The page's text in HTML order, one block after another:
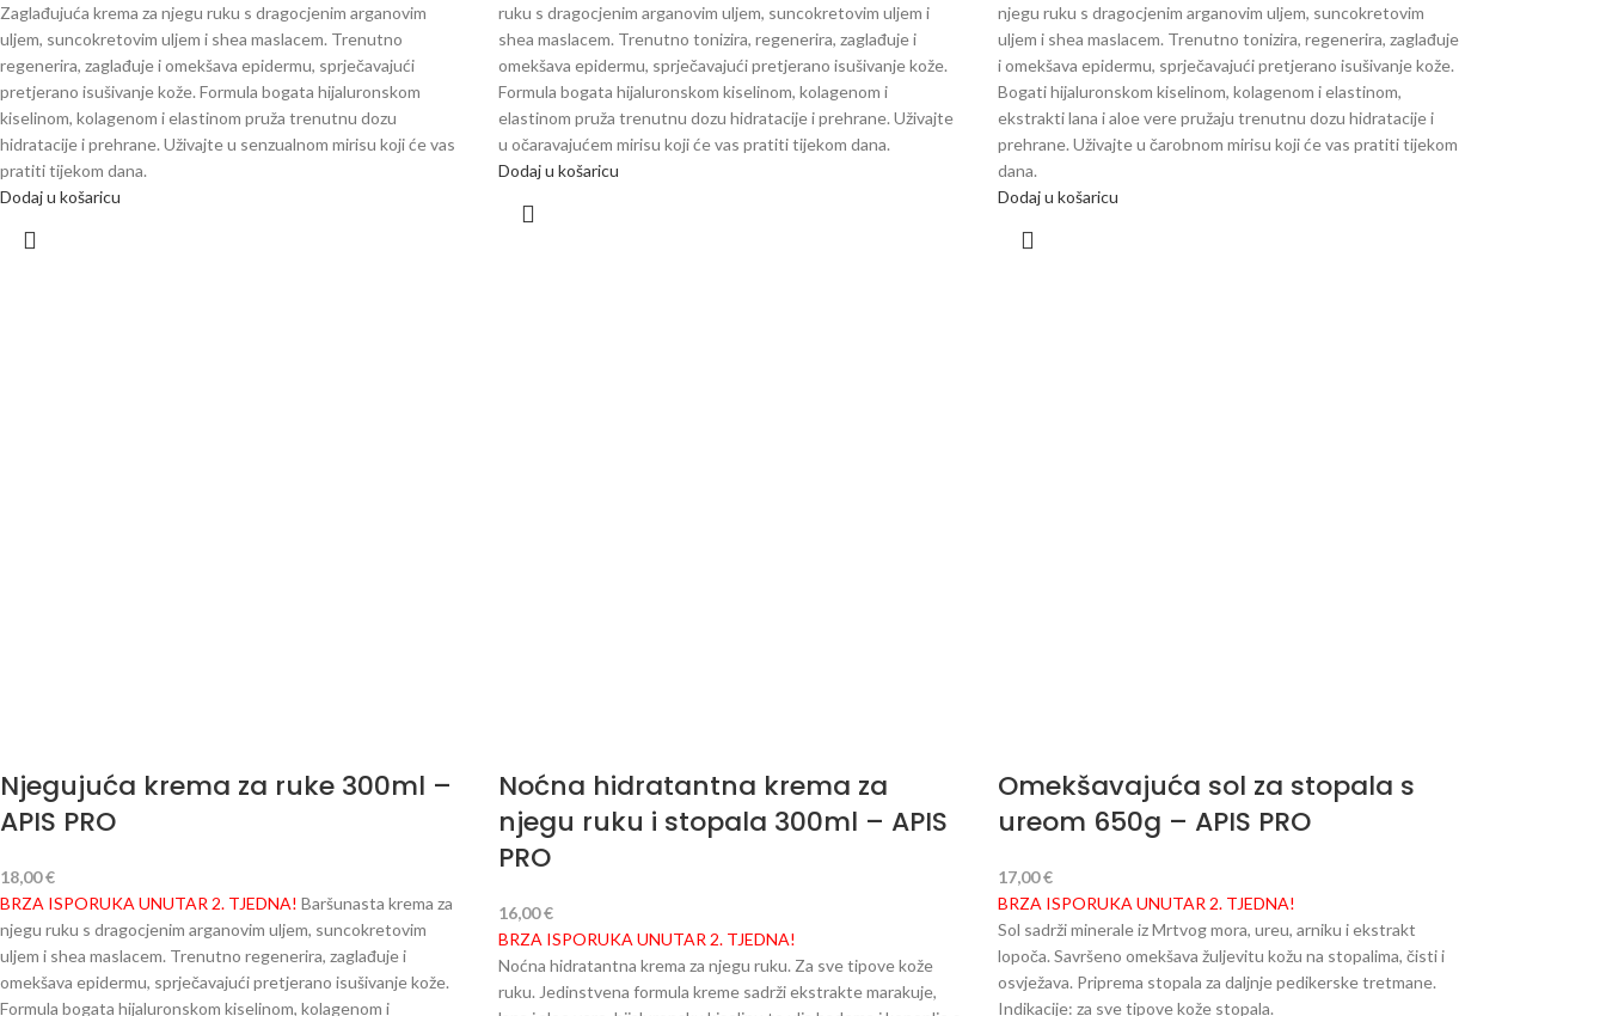
Zaglađujuća krema za njegu ruku s dragocjenim arganovim
uljem, suncokretovim uljem i shea maslacem. Trenutno
regenerira, zaglađuje i omekšava epidermu, sprječavajući
pretjerano isušivanje kože. Formula bogata hijaluronskom
kiselinom, kolagenom i elastinom pruža trenutnu dozu
hidratacije i prehrane. Uživajte u senzualnom mirisu koji će vas
pratiti tijekom dana.
Dodaj u košaricu
ruku s dragocjenim arganovim uljem, suncokretovim uljem i
shea maslacem. Trenutno tonizira, regenerira, zaglađuje i
omekšava epidermu, sprječavajući pretjerano isušivanje kože.
Formula bogata hijaluronskom kiselinom, kolagenom i
elastinom pruža trenutnu dozu hidratacije i prehrane. Uživajte
u očaravajućem mirisu koji će vas pratiti tijekom dana.
Dodaj u košaricu
njegu ruku s dragocjenim arganovim uljem, suncokretovim
uljem i shea maslacem. Trenutno tonizira, regenerira, zaglađuje
i omekšava epidermu, sprječavajući pretjerano isušivanje kože.
Bogati hijaluronskom kiselinom, kolagenom i elastinom,
ekstrakti lana i aloe vere pružaju trenutnu dozu hidratacije i
prehrane. Uživajte u čarobnom mirisu koji će vas pratiti tijekom
dana.
Dodaj u košaricu
Njegujuća krema za ruke 300ml –
APIS PRO
18,00€
BRZA ISPORUKA UNUTAR 2. TJEDNA! Baršunasta krema za
njegu ruku s dragocjenim arganovim uljem, suncokretovim
uljem i shea maslacem. Trenutno regenerira, zaglađuje i
omekšava epidermu, sprječavajući pretjerano isušivanje kože.
Formula bogata hijaluronskom kiselinom, kolagenom i
Noćna hidratantna krema za
njegu ruku i stopala 300ml – APIS
PRO
16,00€
BRZA ISPORUKA UNUTAR 2. TJEDNA!
Noćna hidratantna krema za njegu ruku. Za sve tipove kože
ruku. Jedinstvena formula kreme sadrži ekstrakte marakuje,
Omekšavajuća sol za stopala s
ureom 650g – APIS PRO
17,00€
BRZA ISPORUKA UNUTAR 2. TJEDNA!
Sol sadrži minerale iz Mrtvog mora, ureu, arniku i ekstrakt
lopoča. Savršeno omekšava žuljevitu kožu na stopalima, čisti i
osvježava. Priprema stopala za daljnje pedikerske tretmane.
Indikacije: za sve tipove kože stopala.